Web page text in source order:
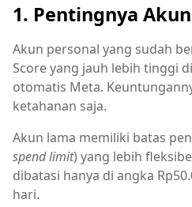
1. Pentingnya
Akun personal yang sudah
Score yang jauh lebih tinggi
otomatis Meta.
ketahanan saja.
Akun lama memiliki batas
spend limit) yang lebih
dibatasi hanya di angka
hari.